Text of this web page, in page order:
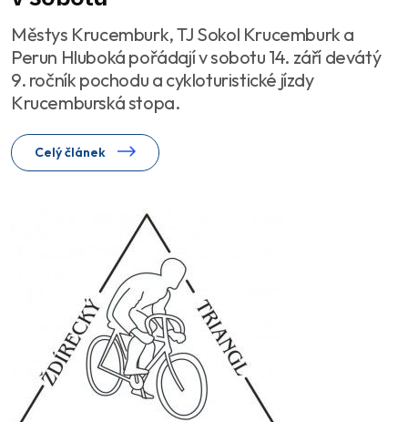
Městys Krucemburk, TJ Sokol Krucemburk a
Perun Hluboká pořádají v sobotu 14. září devátý
9. ročník pochodu a cykloturistické jízdy
Krucemburská stopa.
Celý článek